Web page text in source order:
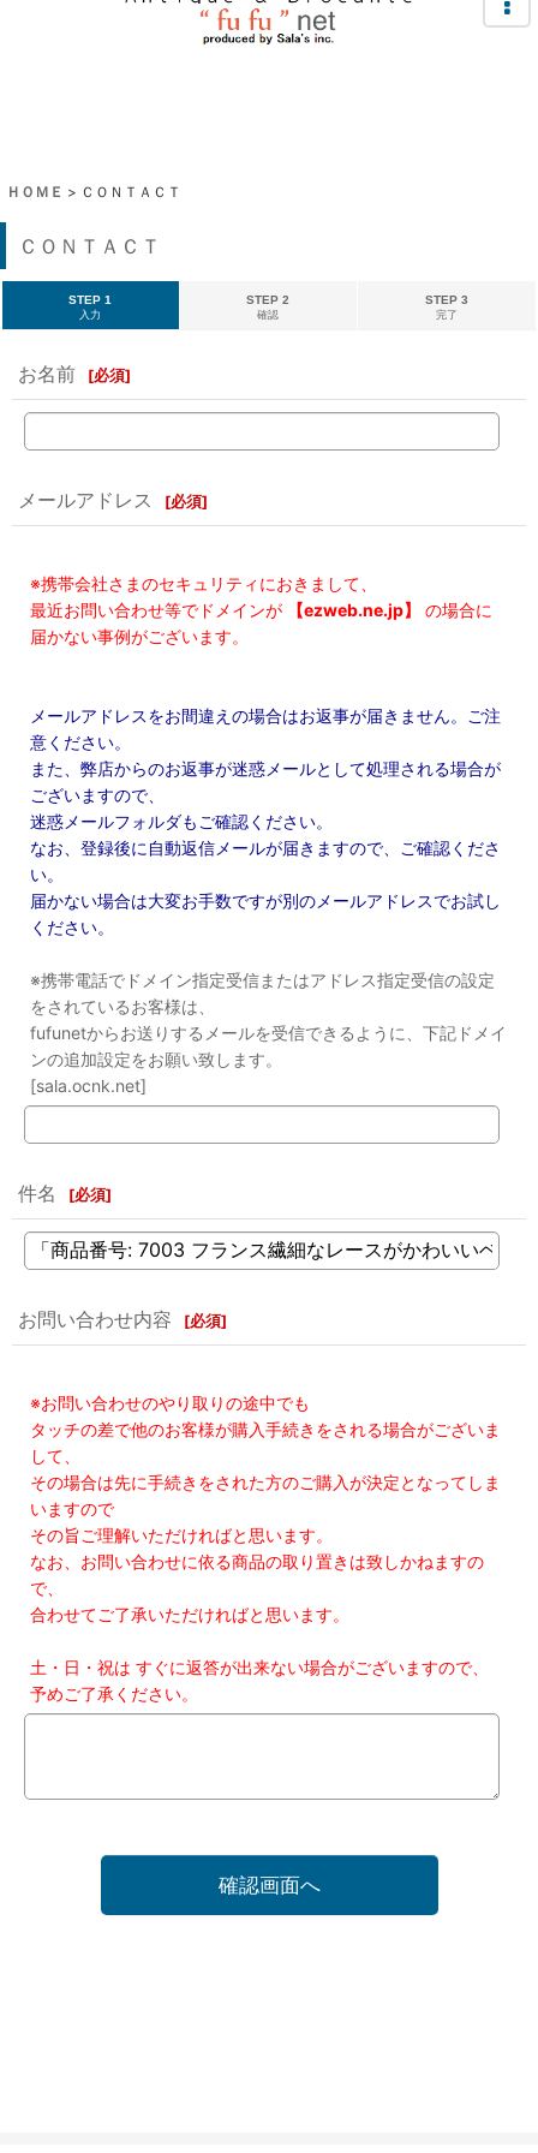
ＨＯＭＥ > ＣＯＮＴＡＣＴ
ＣＯＮＴＡＣＴ
STEP 1
入力
STEP 2
確認
STEP 3
完了
お名前 [必須]
メールアドレス [必須]
※携帯会社さまのセキュリティにおきまして、
最近お問い合わせ等でドメインが
【ezweb.ne.jp】
の場合に
届かない事例がございます。
メールアドレスをお間違えの場合はお返事が届きません。ご注
意ください。
また、弊店からのお返事が迷惑メールとして処理される場合が
ございますので、
迷惑メールフォルダもご確認ください。
なお、登録後に自動返信メールが届きますので、ご確認くださ
い。
届かない場合は大変お手数ですが別のメールアドレスでお試し
ください。
※携帯電話でドメイン指定受信またはアドレス指定受信の設定
をされているお客様は、
fufunetからお送りするメールを受信できるように、下記ドメイ
ンの追加設定をお願い致します。
[sala.ocnk.net]
件名 [必須]
お問い合わせ内容 [必須]
※お問い合わせのやり取りの途中でも
タッチの差で他のお客様が購入手続きをされる場合がございま
して、
その場合は先に手続きをされた方のご購入が決定となってしま
いますので
その旨ご理解いただければと思います。
なお、お問い合わせに依る商品の取り置きは致しかねますの
で、
合わせてご了承いただければと思います。
土・日・祝は すぐに返答が出来ない場合がございますので、
予めご了承ください。
確認画面へ